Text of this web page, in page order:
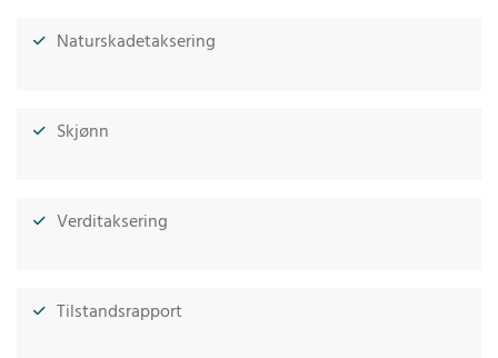
Naturskadetaksering
Skjønn
Verditaksering
Tilstandsrapport